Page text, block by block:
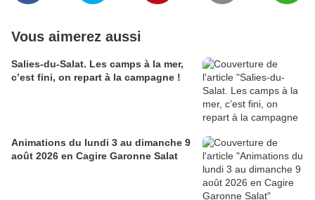
Vous aimerez aussi
Salies-du-Salat. Les camps à la mer,
c’est fini, on repart à la campagne !
Animations du lundi 3 au dimanche 9
août 2026 en Cagire Garonne Salat